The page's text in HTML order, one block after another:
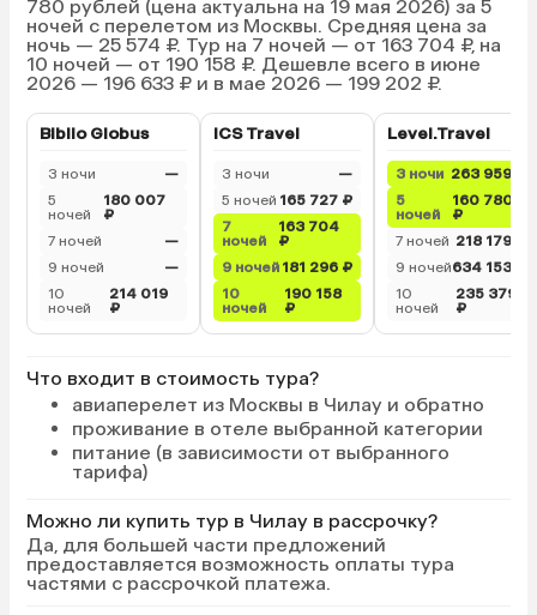
780 рублей (цена актуальна на 19 мая 2026) за 5
ночей с перелетом из Москвы. Средняя цена за
ночь — 25 574 ₽. Тур на 7 ночей — от 163 704 ₽, на
10 ночей — от 190 158 ₽. Дешевле всего в июне
2026 — 196 633 ₽ и в мае 2026 — 199 202 ₽.
Biblio Globus
3 ночи
—
5
ночей
180 007
₽
7 ночей
—
9 ночей
—
10
ночей
214 019
₽
ICS Travel
3 ночи
—
5 ночей 165 727 ₽
7
ночей
163 704
₽
9 ночей 181 296 ₽
10
ночей
190 158
₽
Level.Travel
3 ночи 263 959 ₽
5
ночей
160 780
₽
7 ночей 218 179 ₽
9 ночей634 153 ₽
10
ночей
235 379
₽
Что входит в стоимость тура?
авиаперелет из Москвы в Чилау и обратно
проживание в отеле выбранной категории
питание (в зависимости от выбранного
тарифа)
Можно ли купить тур в Чилау в рассрочку?
Да, для большей части предложений
предоставляется возможность оплаты тура
частями с рассрочкой платежа.